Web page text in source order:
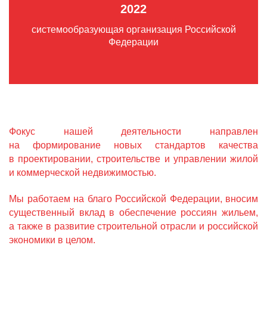
2022
системообразующая организация Российской
Федерации
Фокус нашей деятельности направлен
на формирование новых стандартов качества
в проектировании, строительстве и управлении жилой
и коммерческой недвижимостью.
Мы работаем на благо Российской Федерации, вносим
существенный вклад в обеспечение россиян жильем,
а также в развитие строительной отрасли и российской
экономики в целом.